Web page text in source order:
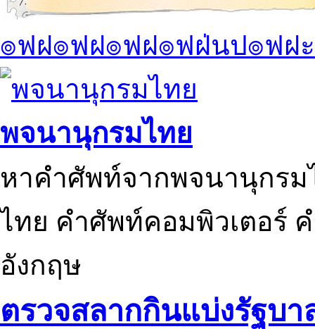
๏ฟฝ๏ฟฝ๏ฟฝ๏ฟฝ่นป๏ฟฝ
พจนานุกรมไทย
หาคำศัพท์จากพจนานุกรม
ไทย คำศัพท์คอมพิวเตอร์
อังกฤษ
ตรวจสลากกินแบ่งรัฐบา